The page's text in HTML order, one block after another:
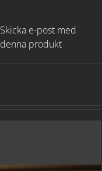
Skicka e-post med
denna produkt